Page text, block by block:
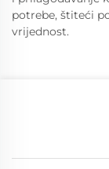
potrebe, štiteći
vrijednost.